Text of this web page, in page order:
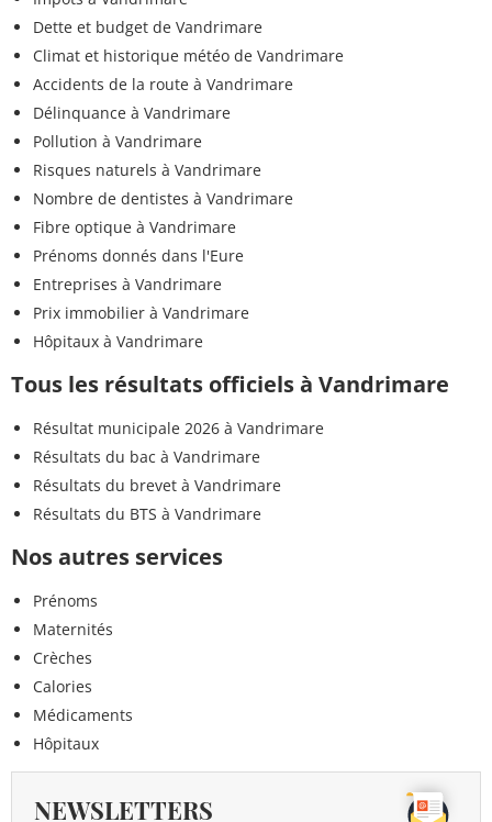
Dette et budget de Vandrimare
Climat et historique météo de Vandrimare
Accidents de la route à Vandrimare
Délinquance à Vandrimare
Pollution à Vandrimare
Risques naturels à Vandrimare
Nombre de dentistes à Vandrimare
Fibre optique à Vandrimare
Prénoms donnés dans l'Eure
Entreprises à Vandrimare
Prix immobilier à Vandrimare
Hôpitaux à Vandrimare
Tous les résultats officiels à Vandrimare
Résultat municipale 2026 à Vandrimare
Résultats du bac à Vandrimare
Résultats du brevet à Vandrimare
Résultats du BTS à Vandrimare
Nos autres services
Prénoms
Maternités
Crèches
Calories
Médicaments
Hôpitaux
NEWSLETTERS